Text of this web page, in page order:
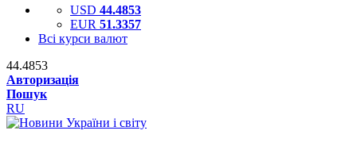
USD 44.4853
EUR 51.3357
Всі курси валют
44.4853
Авторизація
Пошук
RU